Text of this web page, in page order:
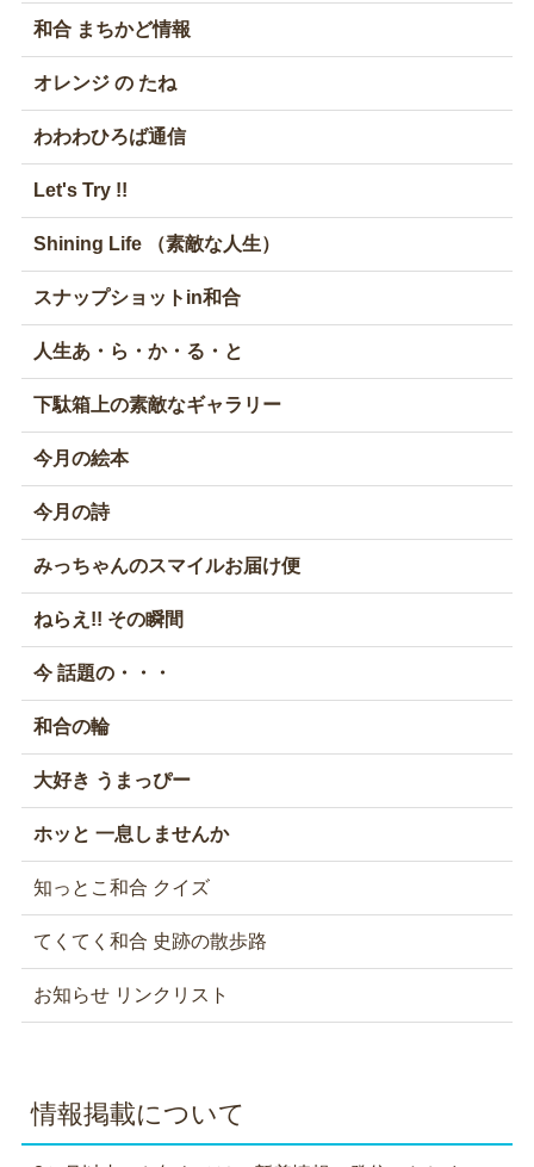
和合 まちかど情報
オレンジ の たね
わわわひろば通信
Let's Try !!
Shining Life （素敵な人生）
スナップショットin和合
人生あ・ら・か・る・と
下駄箱上の素敵なギャラリー
今月の絵本
今月の詩
みっちゃんのスマイルお届け便
ねらえ!! その瞬間
今 話題の・・・
和合の輪
大好き うまっぴー
ホッと 一息しませんか
知っとこ和合 クイズ
てくてく和合 史跡の散歩路
お知らせ リンクリスト
情報掲載について